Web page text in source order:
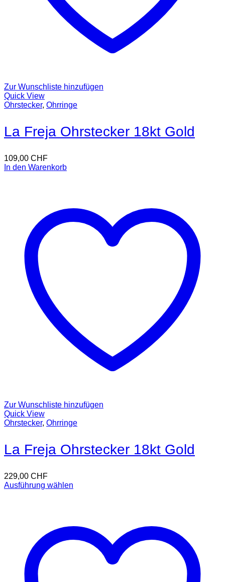
Zur Wunschliste hinzufügen
Quick View
Ohrstecker, Ohrringe
La Freja Ohrstecker 18kt Gold
109,00 CHF
In den Warenkorb
Zur Wunschliste hinzufügen
Quick View
Ohrstecker, Ohrringe
La Freja Ohrstecker 18kt Gold
229,00 CHF
Ausführung wählen